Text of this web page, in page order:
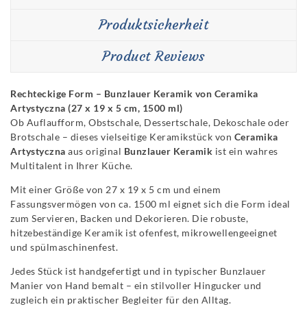
Produktsicherheit
Product Reviews
Rechteckige Form – Bunzlauer Keramik von Ceramika
Artystyczna (27 x 19 x 5 cm, 1500 ml)
Ob Auflaufform, Obstschale, Dessertschale, Dekoschale oder
Brotschale – dieses vielseitige Keramikstück von Ceramika
Artystyczna aus original Bunzlauer Keramik ist ein wahres
Multitalent in Ihrer Küche.
Mit einer Größe von 27 x 19 x 5 cm und einem
Fassungsvermögen von ca. 1500 ml eignet sich die Form ideal
zum Servieren, Backen und Dekorieren. Die robuste,
hitzebeständige Keramik ist ofenfest, mikrowellengeeignet
und spülmaschinenfest.
Jedes Stück ist handgefertigt und in typischer Bunzlauer
Manier von Hand bemalt – ein stilvoller Hingucker und
zugleich ein praktischer Begleiter für den Alltag.